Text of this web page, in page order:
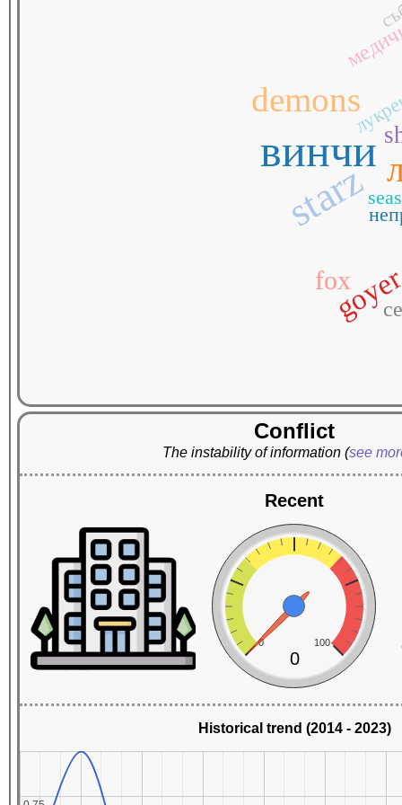
винчи
starz
demons
fox
Conflict
The instability of information (see
Recent
0 100
0
Historical trend (2014 - 2023)